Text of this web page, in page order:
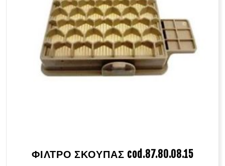
ΦΙΛΤΡΟ ΣΚΟΥΠΑΣ cod.87.80.08.15